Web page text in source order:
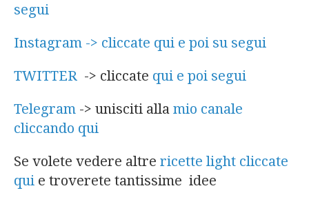
segui
Instagram -> cliccate qui e poi su segui
TWITTER -> cliccate qui e poi segui
Telegram -> unisciti alla mio canale
cliccando qui
Se volete vedere altre ricette light cliccate
qui e troverete tantissime idee